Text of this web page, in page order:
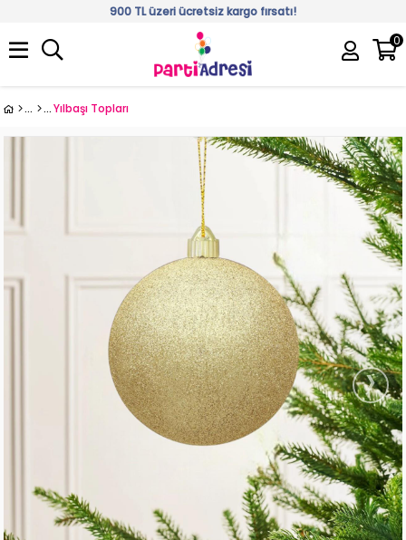
900 TL üzeri ücretsiz kargo fırsatı!
0
Yılbaşı Topları
›